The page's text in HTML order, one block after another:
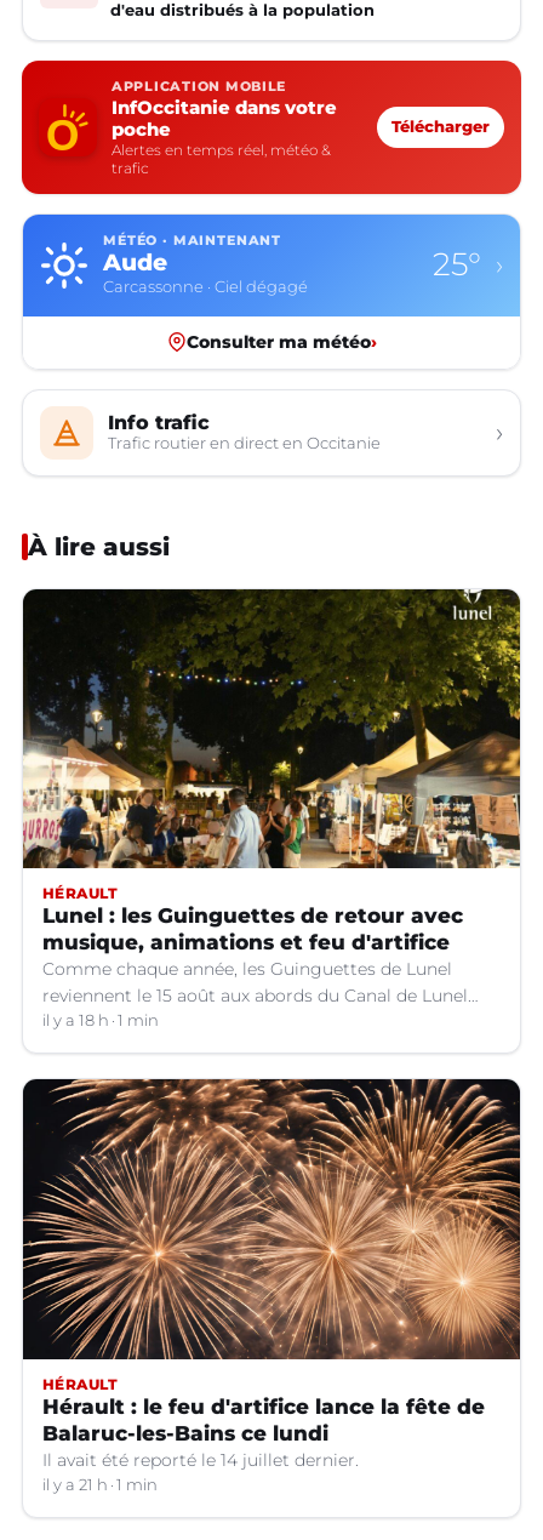
d'eau distribués à la population
APPLICATION MOBILE
InfOccitanie dans votre
poche
Alertes en temps réel, météo &
trafic
Télécharger
MÉTÉO · MAINTENANT
Aude
Carcassonne · Ciel dégagé
25° ›
Consulter ma météo›
Info trafic
Trafic routier en direct en Occitanie ›
À lire aussi
HÉRAULT
Lunel : les Guinguettes de retour avec
musique, animations et feu d'artifice
Comme chaque année, les Guinguettes de Lunel
reviennent le 15 août aux abords du Canal de Lunel
(Hérault).
il y a 18 h 1 min
HÉRAULT
Hérault : le feu d'artifice lance la fête de
Balaruc-les-Bains ce lundi
Il avait été reporté le 14 juillet dernier.
il y a 21 h 1 min